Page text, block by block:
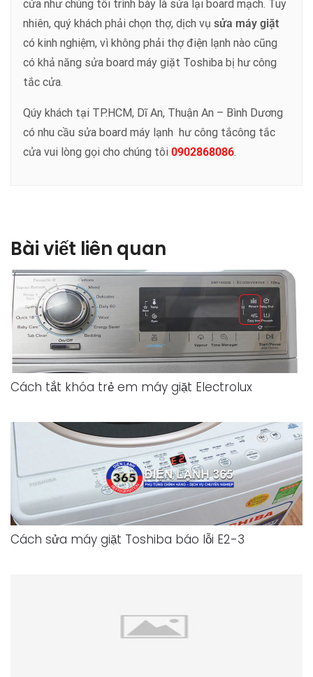
cửa như chúng tôi trình bày là sửa lại board mạch. Tuy
nhiên, quý khách phải chọn thợ, dịch vụ sửa máy giặt
có kinh nghiệm, vì không phải thợ điện lạnh nào cũng
có khả năng sửa board máy giặt Toshiba bị hư công
tắc cửa.
Qúy khách tại TP.HCM, Dĩ An, Thuận An – Bình Dương
có nhu cầu sửa board máy lạnh hư công tắcông tắc
cửa vui lòng gọi cho chúng tôi 0902868086.
Bài viết liên quan
Cách tắt khóa trẻ em máy giặt Electrolux
Cách sửa máy giặt Toshiba báo lỗi E2-3